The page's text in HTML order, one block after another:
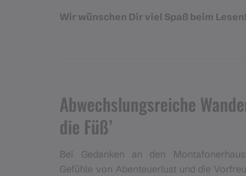
Wir wünschen Dir viel Spaß beim Lesen!
Abwechslungsreiche
die Füß’
Bei Gedanken an den
Gefühle von Abenteuerlust und die